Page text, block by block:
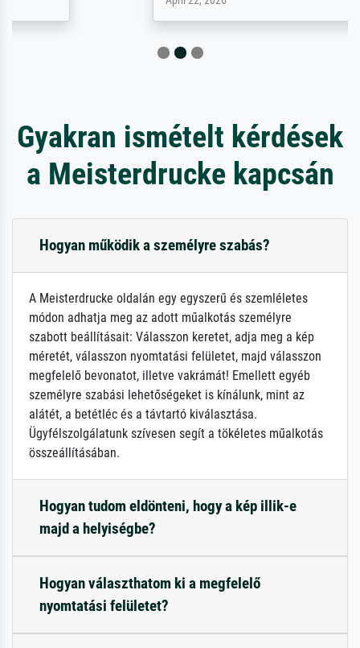
Gyakran ismételt kérdések
a Meisterdrucke kapcsán
Hogyan működik a személyre szabás?
A Meisterdrucke oldalán egy egyszerű és szemléletes
módon adhatja meg az adott műalkotás személyre
szabott beállításait: Válasszon keretet, adja meg a kép
méretét, válasszon nyomtatási felületet, majd válasszon
megfelelő bevonatot, illetve vakrámát! Emellett egyéb
személyre szabási lehetőségeket is kínálunk, mint az
alátét, a betétléc és a távtartó kiválasztása.
Ügyfélszolgálatunk szívesen segít a tökéletes műalkotás
összeállításában.
Hogyan tudom eldönteni, hogy a kép illik-e
majd a helyiségbe?
Hogyan választhatom ki a megfelelő
nyomtatási felületet?